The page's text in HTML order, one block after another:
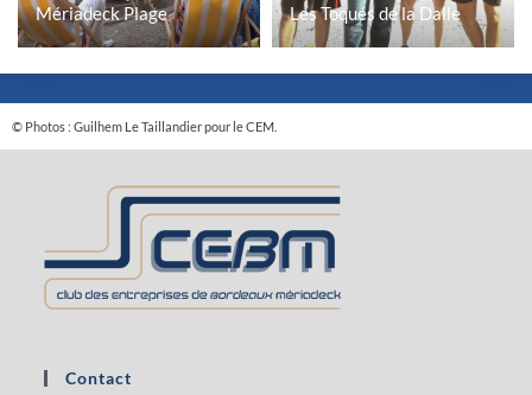
Mériadeck Plage Les Toqués de la Dalle
© Photos : Guilhem Le Taillandier pour le CEM.
Contact